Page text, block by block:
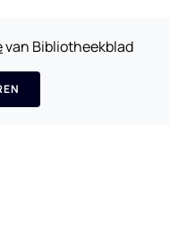
van Bibliotheekblad